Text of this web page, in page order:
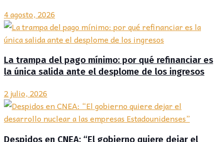
4 agosto, 2026
La trampa del pago mínimo: por qué refinanciar es
la única salida ante el desplome de los ingresos
2 julio, 2026
Despidos en CNEA: “El gobierno quiere dejar el